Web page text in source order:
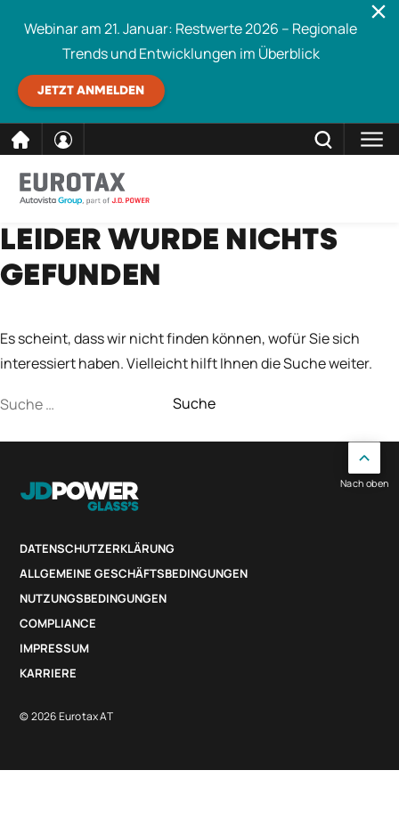
direkt
zum
Inhalt
Webinar am 21. Januar: Restwerte 2026 – Regionale
Trends und Entwicklungen im Überblick
JETZT ANMELDEN
Eurotax durchsuchen SCHLIESSEN
LEIDER WURDE NICHTS
GEFUNDEN
Es scheint, dass wir nicht finden können, wofür Sie sich
interessiert haben. Vielleicht hilft Ihnen die Suche weiter.
Suche
DATENSCHUTZERKLÄRUNG
ALLGEMEINE GESCHÄFTSBEDINGUNGEN
NUTZUNGSBEDINGUNGEN
COMPLIANCE
IMPRESSUM
KARRIERE
© 2026 Eurotax AT
Nach oben